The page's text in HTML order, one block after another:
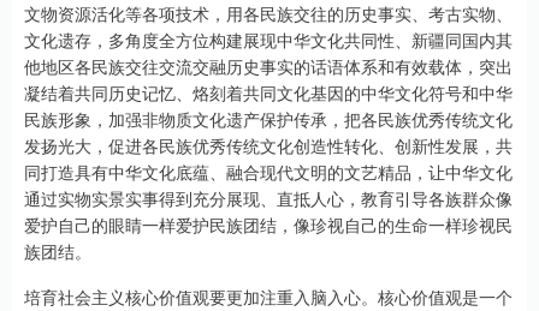
文物资源活化等各项技术，用各民族交往的历史事实、考古实物、
文化遗存，多角度全方位构建展现中华文化共同性、新疆同国内其
他地区各民族交往交流交融历史事实的话语体系和有效载体，突出
凝结着共同历史记忆、烙刻着共同文化基因的中华文化符号和中华
民族形象，加强非物质文化遗产保护传承，把各民族优秀传统文化
发扬光大，促进各民族优秀传统文化创造性转化、创新性发展，共
同打造具有中华文化底蕴、融合现代文明的文艺精品，让中华文化
通过实物实景实事得到充分展现、直抵人心，教育引导各族群众像
爱护自己的眼睛一样爱护民族团结，像珍视自己的生命一样珍视民
族团结。
培育社会主义核心价值观要更加注重入脑入心。核心价值观是一个